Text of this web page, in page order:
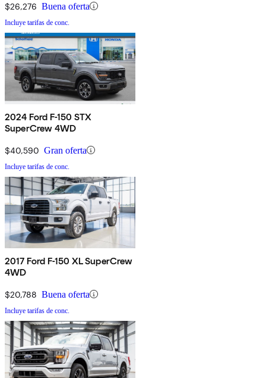
$26,276 Buena oferta
Incluye tarifas de conc.
2024 Ford F-150 STX
SuperCrew 4WD
$40,590 Gran oferta
Incluye tarifas de conc.
2017 Ford F-150 XL SuperCrew
4WD
$20,788 Buena oferta
Incluye tarifas de conc.